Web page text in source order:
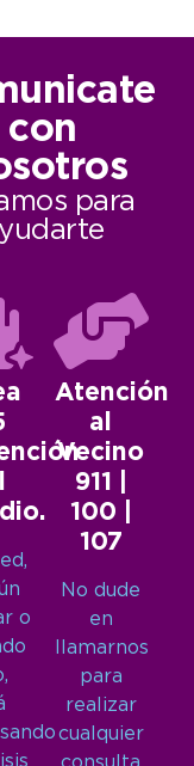
con
para
o
Atención
al
Vecino
911 |
100 |
107
No dude
en
llamarnos
para
realizar
cualquier